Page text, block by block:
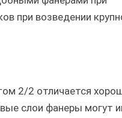
при возведении
2/2 отличается
слои фанеры могут